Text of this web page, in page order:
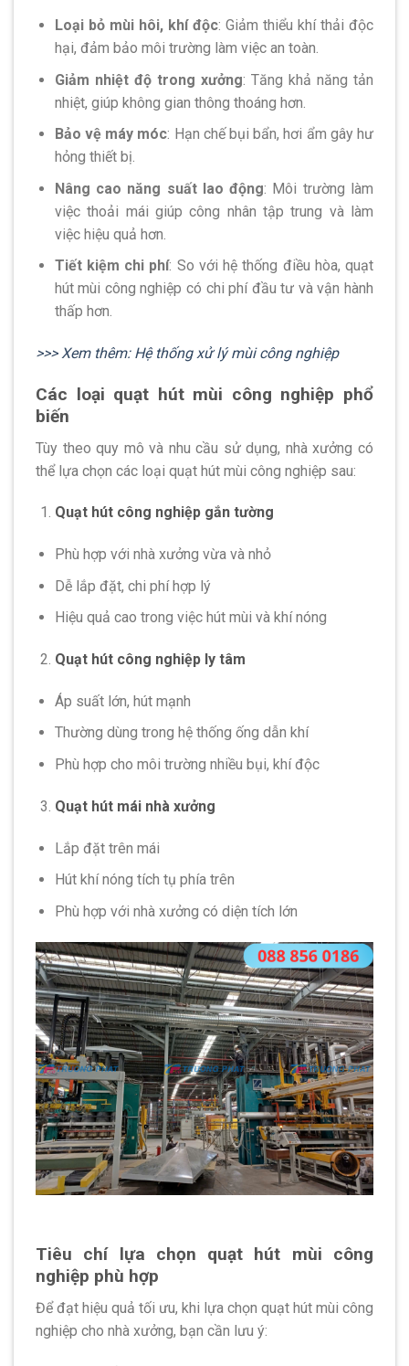
Loại bỏ mùi hôi, khí độc: Giảm thiểu khí thải độc
hại, đảm bảo môi trường làm việc an toàn.
Giảm nhiệt độ trong xưởng: Tăng khả năng tản
nhiệt, giúp không gian thông thoáng hơn.
Bảo vệ máy móc: Hạn chế bụi bẩn, hơi ẩm gây hư
hỏng thiết bị.
Nâng cao năng suất lao động: Môi trường làm
việc thoải mái giúp công nhân tập trung và làm
việc hiệu quả hơn.
Tiết kiệm chi phí: So với hệ thống điều hòa, quạt
hút mùi công nghiệp có chi phí đầu tư và vận hành
thấp hơn.
>>> Xem thêm: Hệ thống xử lý mùi công nghiệp
Các loại quạt hút mùi công nghiệp phổ
biến
Tùy theo quy mô và nhu cầu sử dụng, nhà xưởng có
thể lựa chọn các loại quạt hút mùi công nghiệp sau:
Quạt hút công nghiệp gắn tường
Phù hợp với nhà xưởng vừa và nhỏ
Dễ lắp đặt, chi phí hợp lý
Hiệu quả cao trong việc hút mùi và khí nóng
Quạt hút công nghiệp ly tâm
Áp suất lớn, hút mạnh
Thường dùng trong hệ thống ống dẫn khí
Phù hợp cho môi trường nhiều bụi, khí độc
Quạt hút mái nhà xưởng
Lắp đặt trên mái
Hút khí nóng tích tụ phía trên
Phù hợp với nhà xưởng có diện tích lớn
Tiêu chí lựa chọn quạt hút mùi công
nghiệp phù hợp
Để đạt hiệu quả tối ưu, khi lựa chọn quạt hút mùi công
nghiệp cho nhà xưởng, bạn cần lưu ý: